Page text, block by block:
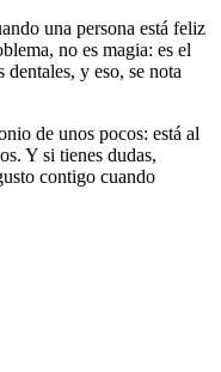
una persona está feliz
no es magia: es el
y eso, se nota
de unos pocos: está al
Y si tienes dudas,
contigo cuando